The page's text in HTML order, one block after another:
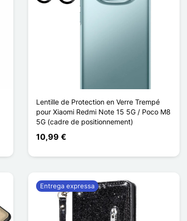
Lentille de Protection en Verre Trempé
pour Xiaomi Redmi Note 15 5G / Poco M8
5G (cadre de positionnement)
10,99 €
Entrega expressa